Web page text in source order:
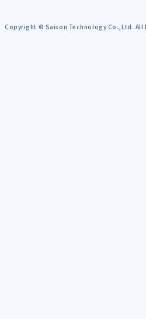
Copyright © Saison Technology Co.,Ltd. All